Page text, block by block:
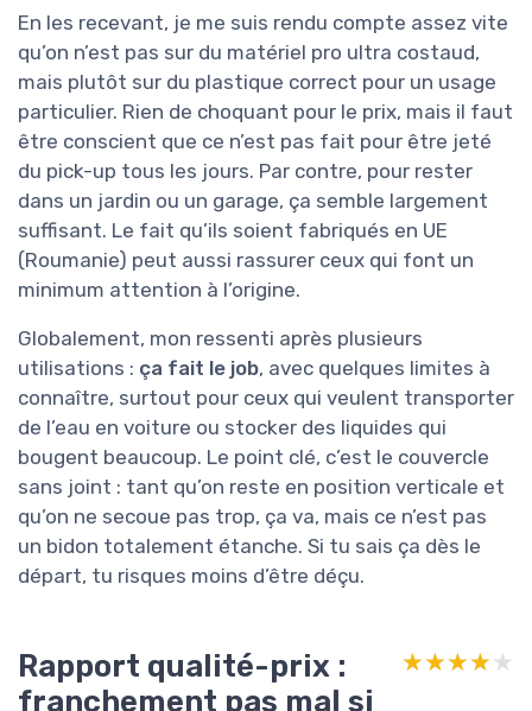
En les recevant, je me suis rendu compte assez vite
qu’on n’est pas sur du matériel pro ultra costaud,
mais plutôt sur du plastique correct pour un usage
particulier. Rien de choquant pour le prix, mais il faut
être conscient que ce n’est pas fait pour être jeté
du pick-up tous les jours. Par contre, pour rester
dans un jardin ou un garage, ça semble largement
suffisant. Le fait qu’ils soient fabriqués en UE
(Roumanie) peut aussi rassurer ceux qui font un
minimum attention à l’origine.
Globalement, mon ressenti après plusieurs
utilisations : ça fait le job, avec quelques limites à
connaître, surtout pour ceux qui veulent transporter
de l’eau en voiture ou stocker des liquides qui
bougent beaucoup. Le point clé, c’est le couvercle
sans joint : tant qu’on reste en position verticale et
qu’on ne secoue pas trop, ça va, mais ce n’est pas
un bidon totalement étanche. Si tu sais ça dès le
départ, tu risques moins d’être déçu.
Rapport qualité-prix :
franchement pas mal si
★★★★★
★★★★★